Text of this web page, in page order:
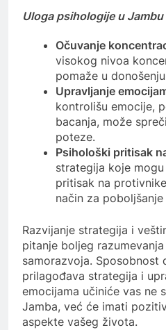
Uloga psihologije u Jambu
Očuvanje
visokog nivoa
pomaže u
Upravljanje
kontrolišu emocije,
bacanja, može
poteze.
Psihološki pritisak
strategija koje
pritisak na
način za
Razvijanje strategija i
pitanje boljeg
samorazvoja. Sposobnost
prilagođava strategija i
emocijama učiniće vas ne
Jamba, već će imati
aspekte vašeg života.